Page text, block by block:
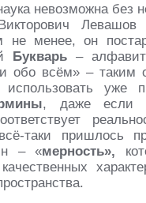
невозможна без
Левашов
не менее, он
Букварь –
обо всём» – таким
использовать уже
, даже если
таки пришлось
– «мерность»,